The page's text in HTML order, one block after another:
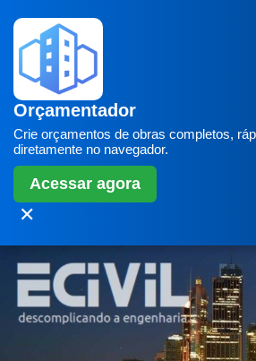
Orçamentador
Crie orçamentos de obras completos,
diretamente no navegador.
Acessar agora
✕